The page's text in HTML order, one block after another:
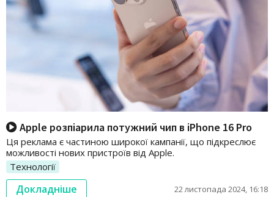
Apple розпіарила потужний чип в iPhone 16 Pro
Ця реклама є частиною широкої кампанії, що підкреслює
можливості нових пристроїв від Apple.
Технології
Докладніше 22 листопада 2024, 16:18